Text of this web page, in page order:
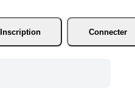
Inscription
Connecter